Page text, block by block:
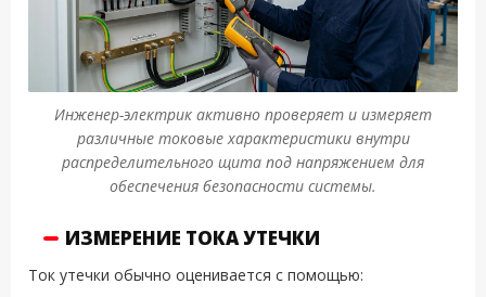
Инженер-электрик активно проверяет и измеряет
различные токовые характеристики внутри
распределительного щита под напряжением для
обеспечения безопасности системы.
ИЗМЕРЕНИЕ ТОКА УТЕЧКИ
Ток утечки обычно оценивается с помощью: